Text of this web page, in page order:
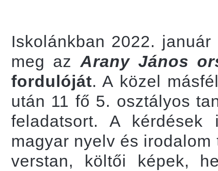
Iskolánkban 2022.
meg az Arany János
fordulóját. A közel
után 11 fő 5. osztályos
feladatsort. A
magyar nyelv és
verstan, költői képek,